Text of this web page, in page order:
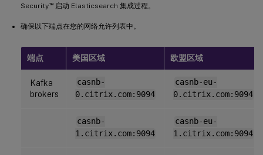
Security™启动 Elasticsearch 集成过程。
确保以下端点在您的网络允许列表中。
端点 美国区域 欧盟区域
Kafka
brokers
casnb-
0.citrix.com:9094
casnb-eu-
0.citrix.com:9094
casnb-
1.citrix.com:9094
casnb-eu-
1.citrix.com:9094